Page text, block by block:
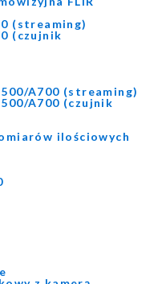
(streaming)
(czujnik
A700 (streaming)
A700 (czujnik
ilościowych